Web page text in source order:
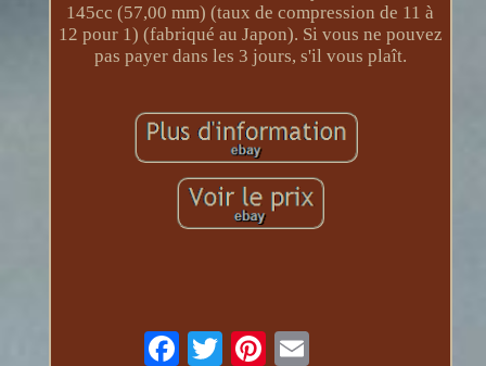
145cc (57,00 mm) (taux de compression de 11 à
12 pour 1) (fabriqué au Japon). Si vous ne pouvez
pas payer dans les 3 jours, s'il vous plaît.